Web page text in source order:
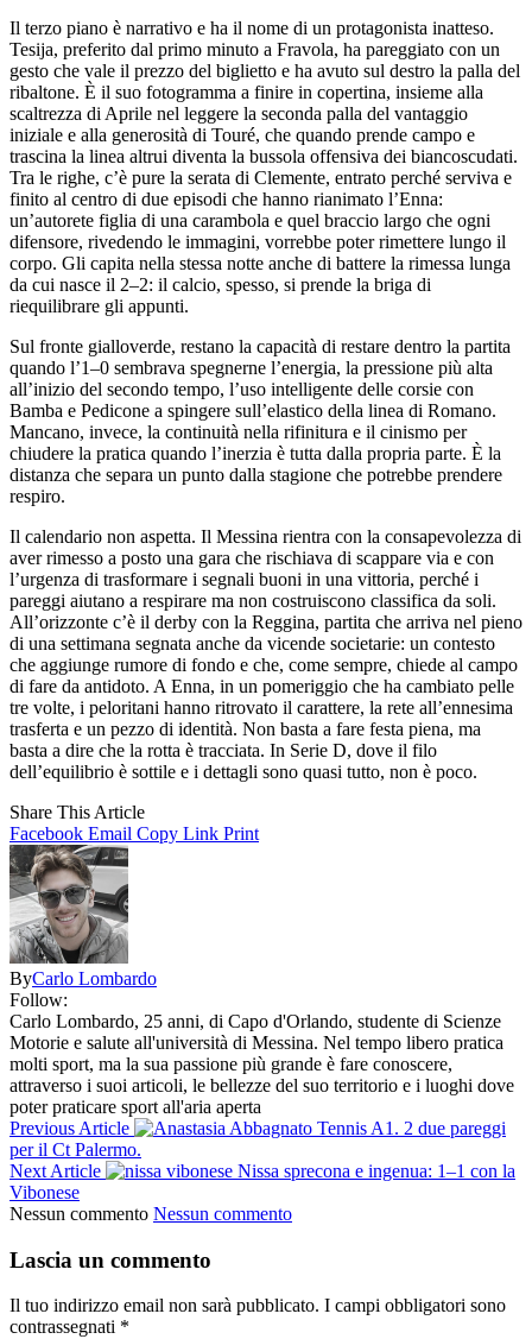
Il terzo piano è narrativo e ha il nome di un protagonista inatteso.
Tesija, preferito dal primo minuto a Fravola, ha pareggiato con un
gesto che vale il prezzo del biglietto e ha avuto sul destro la palla del
ribaltone. È il suo fotogramma a finire in copertina, insieme alla
scaltrezza di Aprile nel leggere la seconda palla del vantaggio
iniziale e alla generosità di Touré, che quando prende campo e
trascina la linea altrui diventa la bussola offensiva dei biancoscudati.
Tra le righe, c’è pure la serata di Clemente, entrato perché serviva e
finito al centro di due episodi che hanno rianimato l’Enna:
un’autorete figlia di una carambola e quel braccio largo che ogni
difensore, rivedendo le immagini, vorrebbe poter rimettere lungo il
corpo. Gli capita nella stessa notte anche di battere la rimessa lunga
da cui nasce il 2–2: il calcio, spesso, si prende la briga di
riequilibrare gli appunti.
Sul fronte gialloverde, restano la capacità di restare dentro la partita
quando l’1–0 sembrava spegnerne l’energia, la pressione più alta
all’inizio del secondo tempo, l’uso intelligente delle corsie con
Bamba e Pedicone a spingere sull’elastico della linea di Romano.
Mancano, invece, la continuità nella rifinitura e il cinismo per
chiudere la pratica quando l’inerzia è tutta dalla propria parte. È la
distanza che separa un punto dalla stagione che potrebbe prendere
respiro.
Il calendario non aspetta. Il Messina rientra con la consapevolezza di
aver rimesso a posto una gara che rischiava di scappare via e con
l’urgenza di trasformare i segnali buoni in una vittoria, perché i
pareggi aiutano a respirare ma non costruiscono classifica da soli.
All’orizzonte c’è il derby con la Reggina, partita che arriva nel pieno
di una settimana segnata anche da vicende societarie: un contesto
che aggiunge rumore di fondo e che, come sempre, chiede al campo
di fare da antidoto. A Enna, in un pomeriggio che ha cambiato pelle
tre volte, i peloritani hanno ritrovato il carattere, la rete all’ennesima
trasferta e un pezzo di identità. Non basta a fare festa piena, ma
basta a dire che la rotta è tracciata. In Serie D, dove il filo
dell’equilibrio è sottile e i dettagli sono quasi tutto, non è poco.
Share This Article
Facebook Email Copy Link Print
ByCarlo Lombardo
Follow:
Carlo Lombardo, 25 anni, di Capo d'Orlando, studente di Scienze
Motorie e salute all'università di Messina. Nel tempo libero pratica
molti sport, ma la sua passione più grande è fare conoscere,
attraverso i suoi articoli, le bellezze del suo territorio e i luoghi dove
poter praticare sport all'aria aperta
Previous Article
Tennis A1. 2 due pareggi
per il Ct Palermo.
Next Article
Nissa sprecona e ingenua: 1–1 con la
Vibonese
Nessun commento Nessun commento
Lascia un commento
Il tuo indirizzo email non sarà pubblicato. I campi obbligatori sono
contrassegnati *